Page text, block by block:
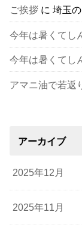
ご挨拶 に埼玉
今年は暑くてし
今年は暑くてし
アマニ油で若返
アーカイブ
2025年12月
2025年11月